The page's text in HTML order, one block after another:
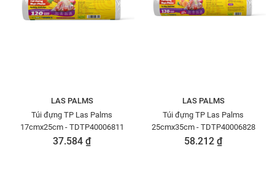
LAS PALMS
Túi đựng TP Las Palms
17cmx25cm - TDTP40006811
37.584 ₫
LAS PALMS
Túi đựng TP Las Palms
25cmx35cm - TDTP40006828
58.212 ₫